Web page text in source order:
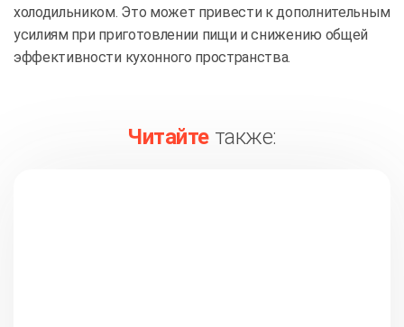
холодильником. Это может привести к дополнительным
усилиям при приготовлении пищи и снижению общей
эффективности кухонного пространства.
Читайте также: